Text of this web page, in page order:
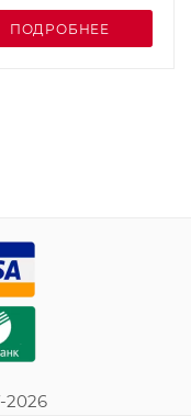
ПОДРОБНЕЕ
2026